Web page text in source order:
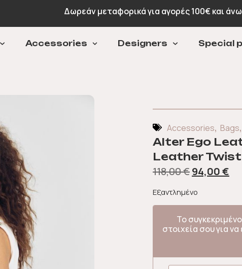
Πληρωμή σε 3 άτοκες δόσεις με Klarna
Accessories Designers Special
Accessories, Bags,
Alter Ego
Leather Twist
118,00€94,00€
Εξαντλημένο
Το
στοιχεία σου για